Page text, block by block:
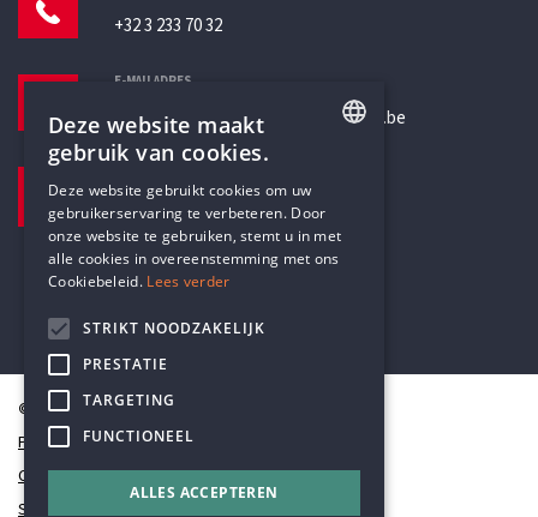
+32 3 233 70 32
E-MAILADRES
secretariaat@humanistischverbond.be
Pottenbrug 4
Antwerpen, 2000
© Humanistisch Verbond 2026
Privacy
Cookiestatement
Sitemap
DUTCH
Deze website maakt
gebruik van cookies.
Deze website gebruikt cookies om uw
gebruikerservaring te verbeteren. Door
onze website te gebruiken, stemt u in met
alle cookies in overeenstemming met ons
Cookiebeleid. Lees verder
STRIKT NOODZAKELIJK
PRESTATIE
TARGETING
FUNCTIONEEL
ALLES ACCEPTEREN